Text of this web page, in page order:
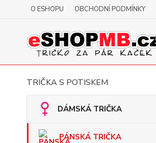
O ESHOPU OBCHODNÍ PODMÍNKY
TRIČKA S POTISKEM
DÁMSKÁ TRIČKA
PÁNSKÁ TRIČKA